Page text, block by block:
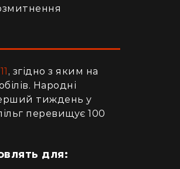
, згідно з яким на
Народні
тиждень у
перевищує 100
для: